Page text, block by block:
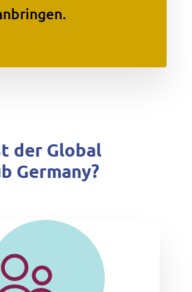
der Global
Germany?